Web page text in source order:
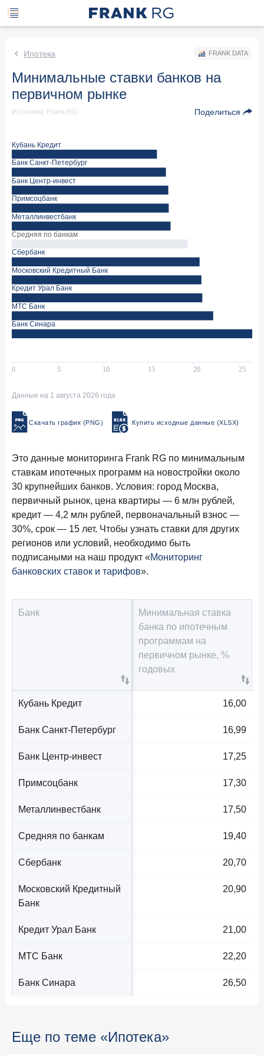
Ипотека FRANK DATA
Минимальные ставки банков на
первичном рынке
Поделиться
Источник: Frank RG
Данные на 1 августа 2026 года
Скачать график (PNG) Купить исходные данные (XLSX)
Это данные мониторинга Frank RG по минимальным
ставкам ипотечных программ на новостройки около
30 крупнейших банков. Условия: город Москва,
первичный рынок, цена квартиры — 6 млн рублей,
кредит — 4,2 млн рублей, первоначальный взнос —
30%, срок — 15 лет. Чтобы узнать ставки для других
регионов или условий, необходимо быть
подписаными на наш продукт «Мониторинг
банковских ставок и тарифов».
Банк
Минимальная ставка
банка по ипотечным
программам на
первичном рынке, %
годовых
Кубань Кредит 16,00
Банк Санкт-Петербург 16,99
Банк Центр-инвест 17,25
Примсоцбанк 17,30
Металлинвестбанк 17,50
Средняя по банкам 19,40
Сбербанк 20,70
Московский Кредитный
Банк
20,90
Кредит Урал Банк 21,00
МТС Банк 22,20
Банк Синара 26,50
Еще по теме «Ипотека»